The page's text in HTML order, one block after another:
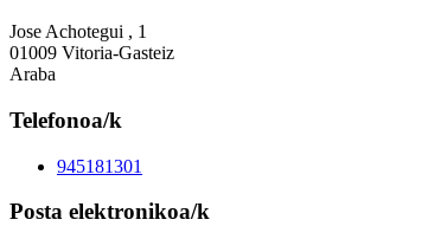
Jose Achotegui , 1
01009 Vitoria-Gasteiz
Araba
Telefonoa/k
945181301
Posta elektronikoa/k